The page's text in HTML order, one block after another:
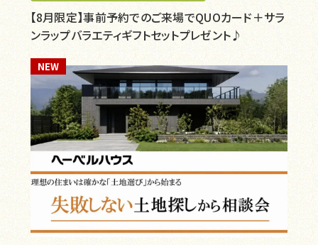
【8月限定】事前予約でのご来場でQUOカード＋サラ
ンラップバラエティギフトセットプレゼント♪
NEW